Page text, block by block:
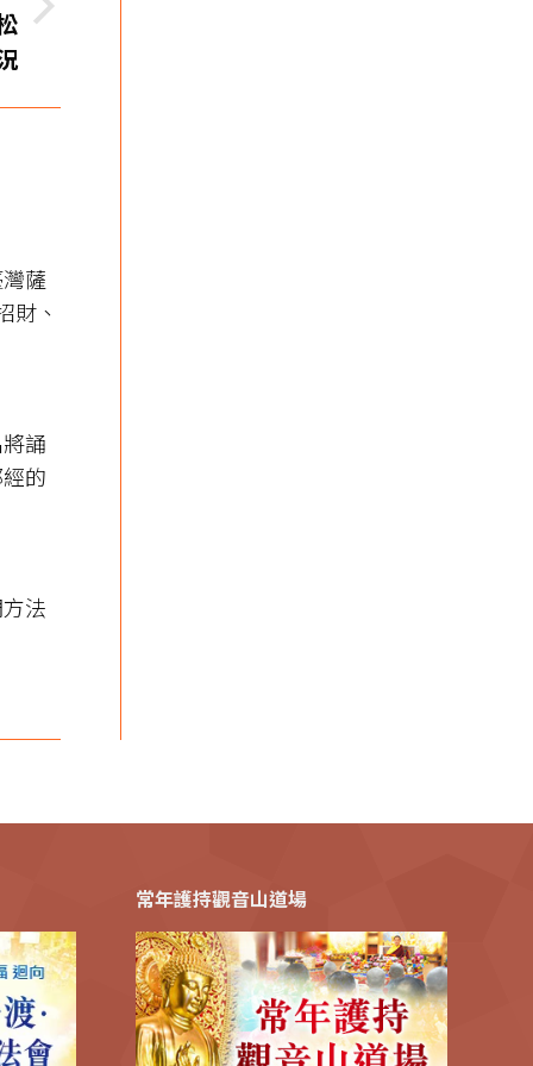
薩
財、
誦
的
法
常年護持觀音山道場